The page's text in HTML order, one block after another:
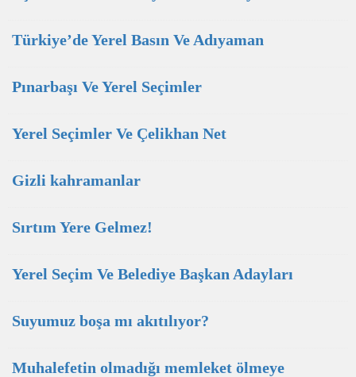
Türkiye’de Yerel Basın Ve Adıyaman
Pınarbaşı Ve Yerel Seçimler
Yerel Seçimler Ve Çelikhan Net
Gizli kahramanlar
Sırtım Yere Gelmez!
Yerel Seçim Ve Belediye Başkan Adayları
Suyumuz boşa mı akıtılıyor?
Muhalefetin olmadığı memleket ölmeye